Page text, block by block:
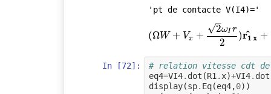
'pt de contacte V(I4)='
(ΩW + Vx +
2
–
√ ωI r
2
)r1
^ x +
(ΩW+Vx +2ω Ir2 )r1^x+(LΩ+Vy −ω
In [72]:
# relation vitesse cdt de
eq4=VI4. dot (R1 . x)+VI4. dot
display(sp. Eq(eq4,0))